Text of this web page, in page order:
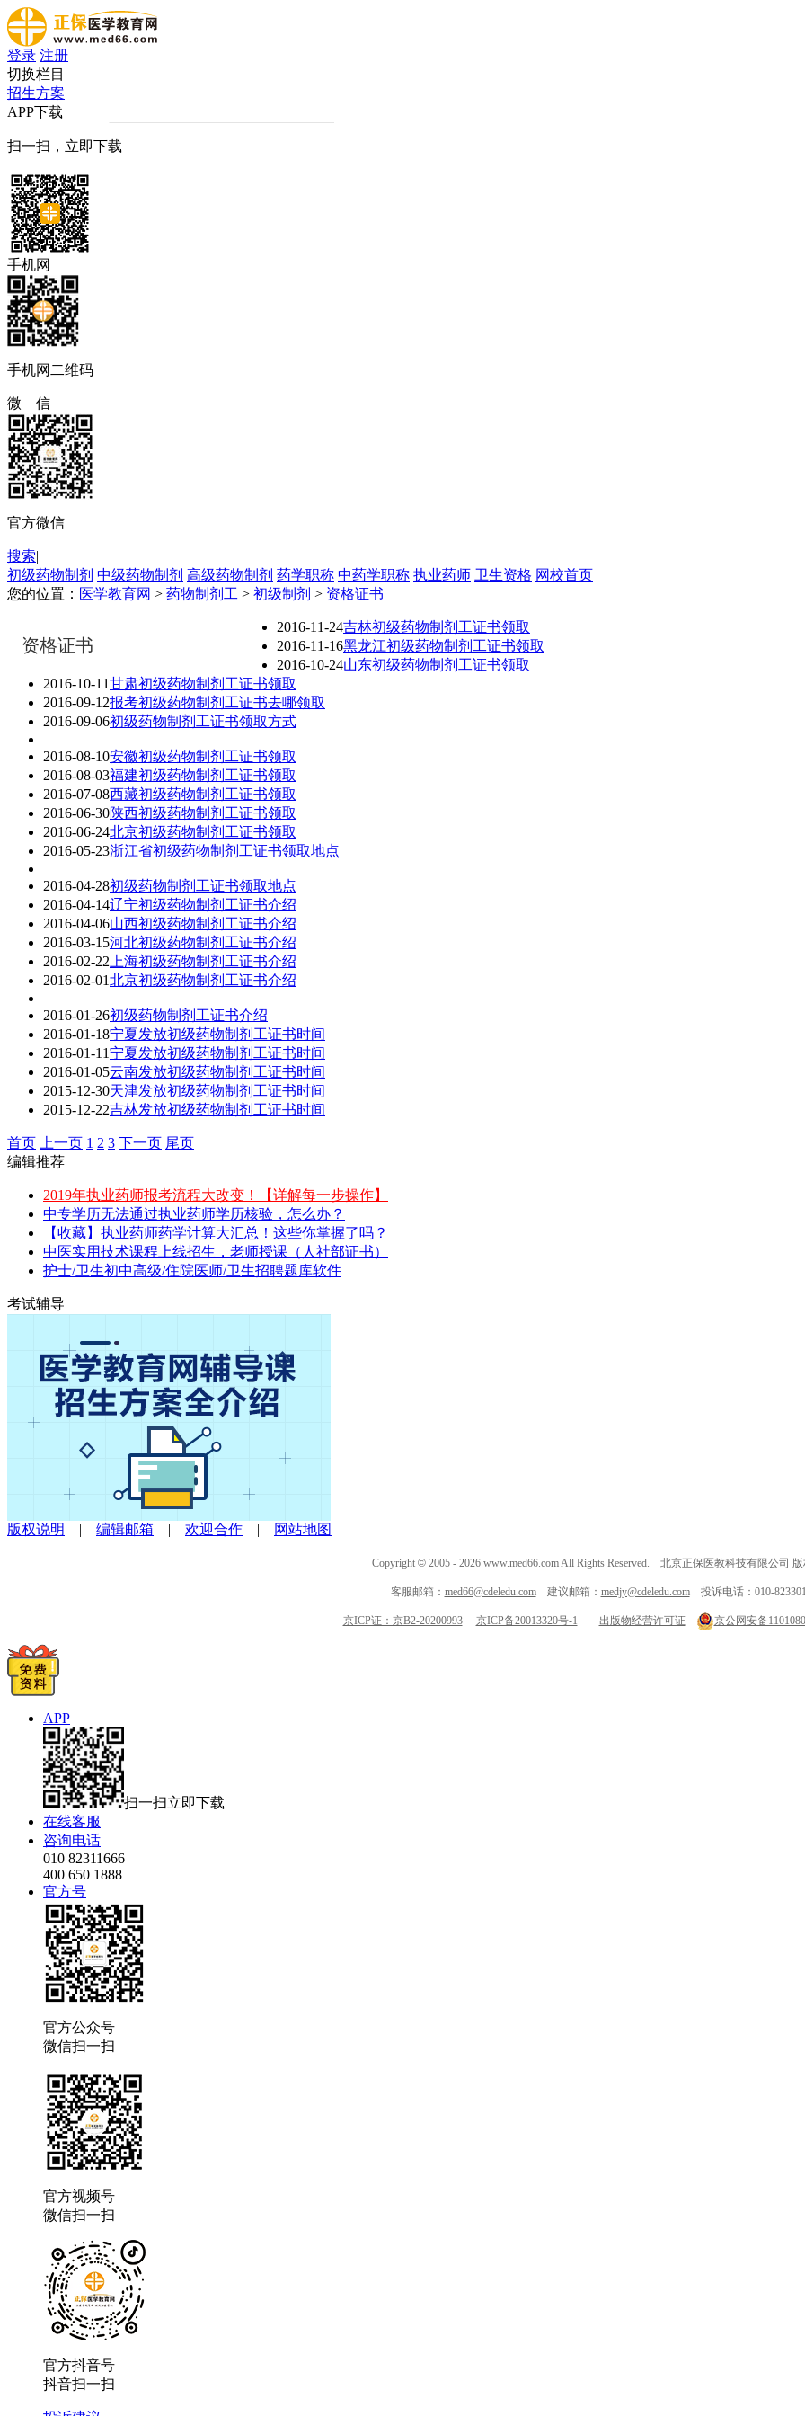
登录 注册
切换栏目
招生方案
APP下载
扫一扫，立即下载
手机网
手机网二维码
微 信
官方微信
搜索|
初级药物制剂 中级药物制剂 高级药物制剂 药学职称 中药学职称 执业药师 卫生资格 网校首页
您的位置： 医学教育网 > 药物制剂工 > 初级制剂 > 资格证书
资格证书
2016-11-24吉林初级药物制剂工证书领取
2016-11-16黑龙江初级药物制剂工证书领取
2016-10-24山东初级药物制剂工证书领取
2016-10-11甘肃初级药物制剂工证书领取
2016-09-12报考初级药物制剂工证书去哪领取
2016-09-06初级药物制剂工证书领取方式
2016-08-10安徽初级药物制剂工证书领取
2016-08-03福建初级药物制剂工证书领取
2016-07-08西藏初级药物制剂工证书领取
2016-06-30陕西初级药物制剂工证书领取
2016-06-24北京初级药物制剂工证书领取
2016-05-23浙江省初级药物制剂工证书领取地点
2016-04-28初级药物制剂工证书领取地点
2016-04-14辽宁初级药物制剂工证书介绍
2016-04-06山西初级药物制剂工证书介绍
2016-03-15河北初级药物制剂工证书介绍
2016-02-22 上海初级药物制剂工证书介绍
2016-02-01北京初级药物制剂工证书介绍
2016-01-26初级药物制剂工证书介绍
2016-01-18宁夏发放初级药物制剂工证书时间
2016-01-11宁夏发放初级药物制剂工证书时间
2016-01-05云南发放初级药物制剂工证书时间
2015-12-30天津发放初级药物制剂工证书时间
2015-12-22吉林发放初级药物制剂工证书时间
首页 上一页 1 2 3 下一页 尾页
编辑推荐
2019年执业药师报考流程大改变！【详解每一步操作】
中专学历无法通过执业药师学历核验，怎么办？
【收藏】执业药师药学计算大汇总！这些你掌握了吗？
中医实用技术课程上线招生，老师授课（人社部证书）
护士/卫生初中高级/住院医师/卫生招聘题库软件
考试辅导
版权说明 | 编辑邮箱 | 欢迎合作 | 网站地图
Copyright © 2005 - 2026 www.med66.com All Rights Reserved. 北京正保医教科技有限公司
客服邮箱： med66@cdeledu.com建议邮箱： medjy@cdeledu.com投诉电话：010-
京ICP证：京B2-20200993 京ICP备20013320号-1 出版物经营许可证 京公网安备
APP
扫一扫立即下载
在线客服
咨询电话
010 82311666
400 650 1888
官方号
官方公众号
微信扫一扫
官方视频号
微信扫一扫
官方抖音号
抖音扫一扫